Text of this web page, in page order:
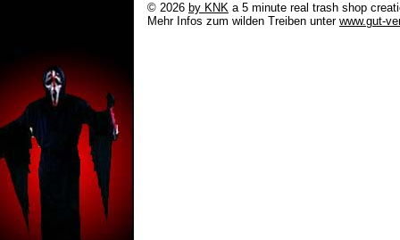
© 2026 by KNK a 5 minute real trash shop
Mehr Infos zum wilden Treiben unter www.gut-